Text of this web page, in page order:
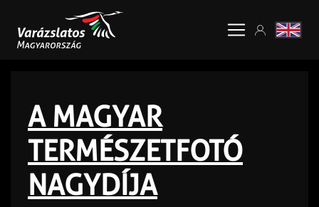
A MAGYAR
TERMÉSZETFOTÓ
NAGYDÍJA